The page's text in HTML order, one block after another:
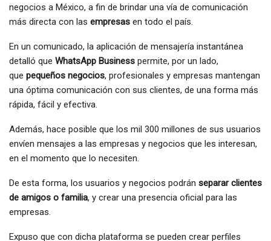
negocios a México, a fin de brindar una vía de comunicación
más directa con las empresas en todo el país.
En un comunicado, la aplicación de mensajería instantánea
detalló que WhatsApp Business permite, por un lado,
que pequeños negocios, profesionales y empresas mantengan
una óptima comunicación con sus clientes, de una forma más
rápida, fácil y efectiva.
Además, hace posible que los mil 300 millones de sus usuarios
envíen mensajes a las empresas y negocios que les interesan,
en el momento que lo necesiten.
De esta forma, los usuarios y negocios podrán separar clientes
de amigos o familia, y crear una presencia oficial para las
empresas.
Expuso que con dicha plataforma se pueden crear perfiles